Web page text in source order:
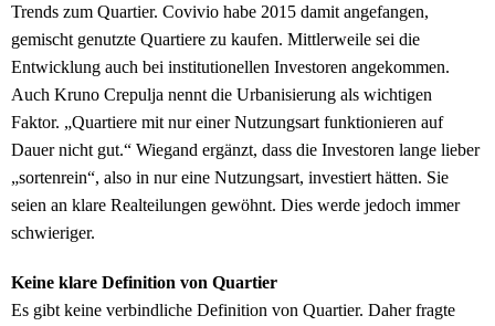
Trends zum Quartier. Covivio habe 2015 damit angefangen,
gemischt genutzte Quartiere zu kaufen. Mittlerweile sei die
Entwicklung auch bei institutionellen Investoren angekommen.
Auch Kruno Crepulja nennt die Urbanisierung als wichtigen
Faktor. „Quartiere mit nur einer Nutzungsart funktionieren auf
Dauer nicht gut.“ Wiegand ergänzt, dass die Investoren lange lieber
„sortenrein“, also in nur eine Nutzungsart, investiert hätten. Sie
seien an klare Realteilungen gewöhnt. Dies werde jedoch immer
schwieriger.
Keine klare Definition von Quartier
Es gibt keine verbindliche Definition von Quartier. Daher fragte